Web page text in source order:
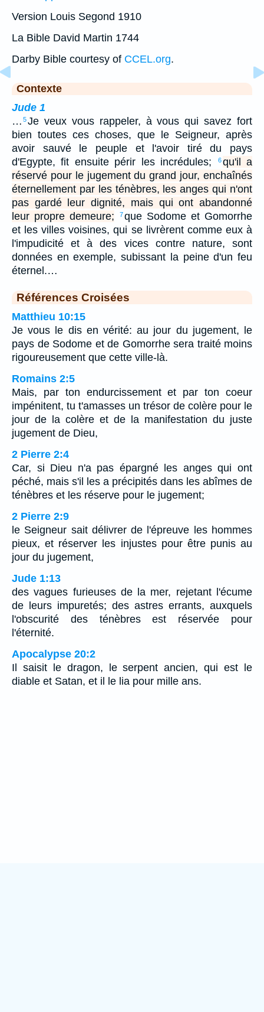
Version Louis Segond 1910
La Bible David Martin 1744
Darby Bible courtesy of CCEL.org.
Contexte
Jude 1
… 5Je veux vous rappeler, à vous qui savez fort
bien toutes ces choses, que le Seigneur, après
avoir sauvé le peuple et l'avoir tiré du pays
d'Egypte, fit ensuite périr les incrédules;
6 qu'il a
réservé pour le jugement du grand jour, enchaînés
éternellement par les ténèbres, les anges qui n'ont
pas gardé leur dignité, mais qui ont abandonné
leur propre demeure;
7que Sodome et Gomorrhe
et les villes voisines, qui se livrèrent comme eux à
l'impudicité et à des vices contre nature, sont
données en exemple, subissant la peine d'un feu
éternel.…
Références Croisées
Matthieu 10:15
Je vous le dis en vérité: au jour du jugement, le
pays de Sodome et de Gomorrhe sera traité moins
rigoureusement que cette ville-là.
Romains 2:5
Mais, par ton endurcissement et par ton coeur
impénitent, tu t'amasses un trésor de colère pour le
jour de la colère et de la manifestation du juste
jugement de Dieu,
2 Pierre 2:4
Car, si Dieu n'a pas épargné les anges qui ont
péché, mais s'il les a précipités dans les abîmes de
ténèbres et les réserve pour le jugement;
2 Pierre 2:9
le Seigneur sait délivrer de l'épreuve les hommes
pieux, et réserver les injustes pour être punis au
jour du jugement,
Jude 1:13
des vagues furieuses de la mer, rejetant l'écume
de leurs impuretés; des astres errants, auxquels
l'obscurité des ténèbres est réservée pour
l'éternité.
Apocalypse 20:2
Il saisit le dragon, le serpent ancien, qui est le
diable et Satan, et il le lia pour mille ans.